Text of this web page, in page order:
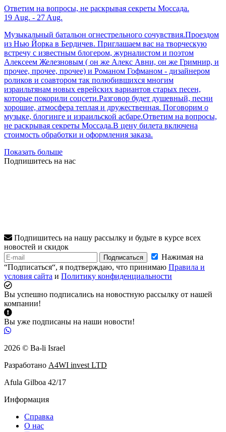
Ответим на вопросы, не раскрывая секреты Моссада.
19 Aug. - 27 Aug.
Музыкальный батальон огнестрельного сочувствия.Проездом
из Нью Йорка в Бердичев. Приглашаем вас на творческую
встречу с известным блогером, журналистом и поэтом
Алексеем Железновым ( он же Алекс Авни, он же Гримнир, и
прочее, прочее, прочее) и Романом Гофманом - дизайнером
роликов и соавтором так полюбившихся многим
израильтянам новых еврейских вариантов старых песен,
которые покорили соцсети.Разговор будет душевный, песни
хорошие, атмосфера теплая и дружественная. Поговорим о
музыке, блогинге и израильской асбаре.Ответим на вопросы,
не раскрывая секреты Моссада.В цену билета включена
стоимость обработки и оформления заказа.
Показать больше
Подпишитесь на нас
Подпишитесь на нашу рассылку и будьте в курсе всех
новостей и скидок
Подписаться
Нажимая на
“Подписаться“, я подтверждаю, что принимаю Правила и
условия сайта и Политику конфиденциальности
Вы успешно подписались на новостную рассылку от нашей
компании!
Вы уже подписаны на наши новости!
2026 © Ba-li Israel
Разработано A4WI invest LTD
Afula Gilboa 42/17
Информация
Справка
О нас